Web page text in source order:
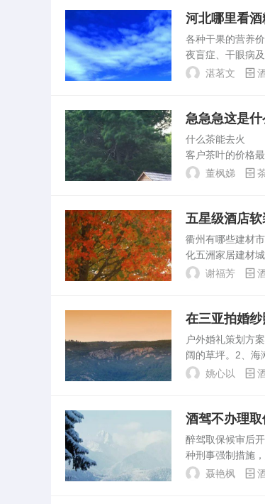
河北哪里看
各种干果的营养
夜盲症、干眼病
北枣和南枣两大
湛茗文
急急急这是
什么茶能去火
客户茶叶的价格
下，也可以适当
董枫娣
五星级酒店
衢州有哪些建材
化五洲家居建材
建设，具备现代
谢福芳
在三亚拍婚
户外婚礼策划方
阔的草坪。2、海
的选择，但若拉
姚心以
酒驾不办理
醉驾取保候审后
种刑事强制措施
如果在取保候审
聂艳枫